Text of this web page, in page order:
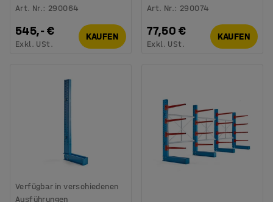
Art. Nr.: 290064
545,- €
Exkl. USt.
KAUFEN
Art. Nr.: 290074
77,50 €
Exkl. USt.
KAUFEN
Verfügbar in verschiedenen
Ausführungen